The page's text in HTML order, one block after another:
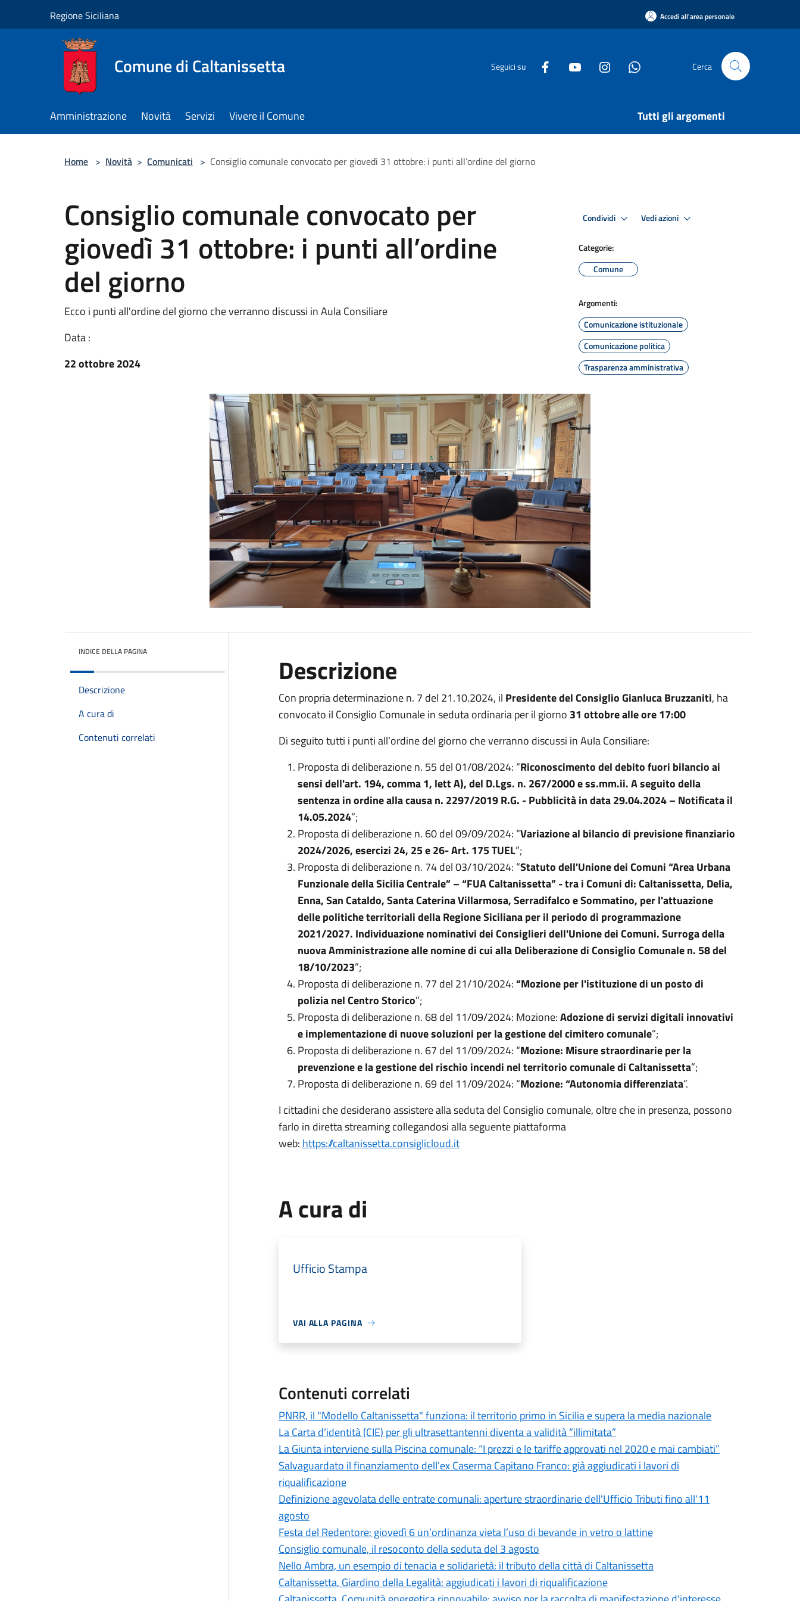
Regione Siciliana Accedi all'area personale
Comune di Caltanissetta Seguici su Cerca
Amministrazione Novità Servizi Vivere il Comune Tutti gli argomenti
Home > Novità > Comunicati > Consiglio comunale convocato per giovedì 31 ottobre: i punti all’ordine del giorno
Consiglio comunale convocato per
giovedì 31 ottobre: i punti all’ordine
del giorno
Ecco i punti all'ordine del giorno che verranno discussi in Aula Consiliare
Data :
22 ottobre 2024
Condividi Vedi azioni
Categorie:
Comune
Argomenti:
Comunicazione istituzionale
Comunicazione politica
Trasparenza amministrativa
INDICE DELLA PAGINA
Descrizione
A cura di
Contenuti correlati
Descrizione
Con propria determinazione n. 7 del 21.10.2024, il Presidente del Consiglio Gianluca Bruzzaniti, ha
convocato il Consiglio Comunale in seduta ordinaria per il giorno 31 ottobre alle ore 17:00
Di seguito tutti i punti all’ordine del giorno che verranno discussi in Aula Consiliare:
Proposta di deliberazione n. 55 del 01/08/2024: “Riconoscimento del debito fuori bilancio ai
sensi dell'art. 194, comma 1, lett A), del D.Lgs. n. 267/2000 e ss.mm.ii. A seguito della
sentenza in ordine alla causa n. 2297/2019 R.G. - Pubblicità in data 29.04.2024 – Notificata il
14.05.2024”;
Proposta di deliberazione n. 60 del 09/09/2024: “Variazione al bilancio di previsione finanziario
2024/2026, esercizi 24, 25 e 26- Art. 175 TUEL”;
Proposta di deliberazione n. 74 del 03/10/2024: “Statuto dell'Unione dei Comuni “Area Urbana
Funzionale della Sicilia Centrale” – “FUA Caltanissetta” - tra i Comuni di: Caltanissetta, Delia,
Enna, San Cataldo, Santa Caterina Villarmosa, Serradifalco e Sommatino, per l'attuazione
delle politiche territoriali della Regione Siciliana per il periodo di programmazione
2021/2027. Individuazione nominativi dei Consiglieri dell'Unione dei Comuni. Surroga della
nuova Amministrazione alle nomine di cui alla Deliberazione di Consiglio Comunale n. 58 del
18/10/2023”;
Proposta di deliberazione n. 77 del 21/10/2024:“Mozione per l'istituzione di un posto di
polizia nel Centro Storico”;
Proposta di deliberazione n. 68 del 11/09/2024: Mozione:Adozione di servizi digitali innovativi
e implementazione di nuove soluzioni per la gestione del cimitero comunale”;
Proposta di deliberazione n. 67 del 11/09/2024: “Mozione: Misure straordinarie per la
prevenzione e la gestione del rischio incendi nel territorio comunale di Caltanissetta”;
Proposta di deliberazione n. 69 del 11/09/2024: “Mozione: “Autonomia differenziata”.
I cittadini che desiderano assistere alla seduta del Consiglio comunale, oltre che in presenza, possono
farlo in diretta streaming collegandosi alla seguente piattaforma
web: https://caltanissetta.consiglicloud.it
A cura di
Ufficio Stampa
VAI ALLA PAGINA
Contenuti correlati
PNRR, il "Modello Caltanissetta" funziona: il territorio primo in Sicilia e supera la media nazionale
La Carta d’identità (CIE) per gli ultrasettantenni diventa a validità “illimitata”
La Giunta interviene sulla Piscina comunale: “I prezzi e le tariffe approvati nel 2020 e mai cambiati”
Salvaguardato il finanziamento dell’ex Caserma Capitano Franco: già aggiudicati i lavori di
riqualificazione
Definizione agevolata delle entrate comunali: aperture straordinarie dell'Ufficio Tributi fino all'11
agosto
Festa del Redentore: giovedì 6 un’ordinanza vieta l’uso di bevande in vetro o lattine
Consiglio comunale, il resoconto della seduta del 3 agosto
Nello Ambra, un esempio di tenacia e solidarietà: il tributo della città di Caltanissetta
Caltanissetta, Giardino della Legalità: aggiudicati i lavori di riqualificazione